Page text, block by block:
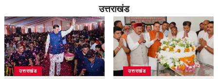
उत्तराखंड
उत्तराखंड उत्तराखंड